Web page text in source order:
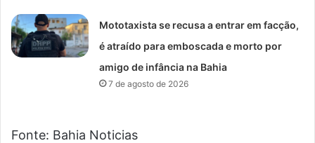
Mototaxista se recusa a entrar em facção,
é atraído para emboscada e morto por
amigo de infância na Bahia
7 de agosto de 2026
Fonte: Bahia Noticias